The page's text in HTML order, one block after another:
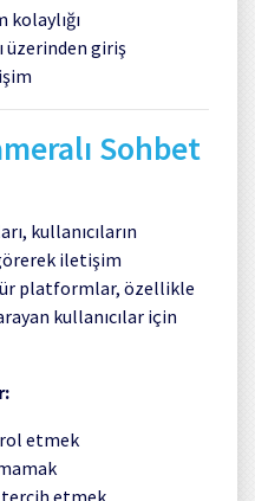
kolaylığı
üzerinden giriş
Sohbet
kullanıcıların
iletişim
platformlar, özellikle
kullanıcılar için
etmek
etmek